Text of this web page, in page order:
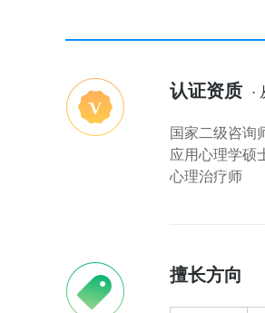
认证资质 ·
国家二级咨询
应用心理学硕
心理治疗师
擅长方向